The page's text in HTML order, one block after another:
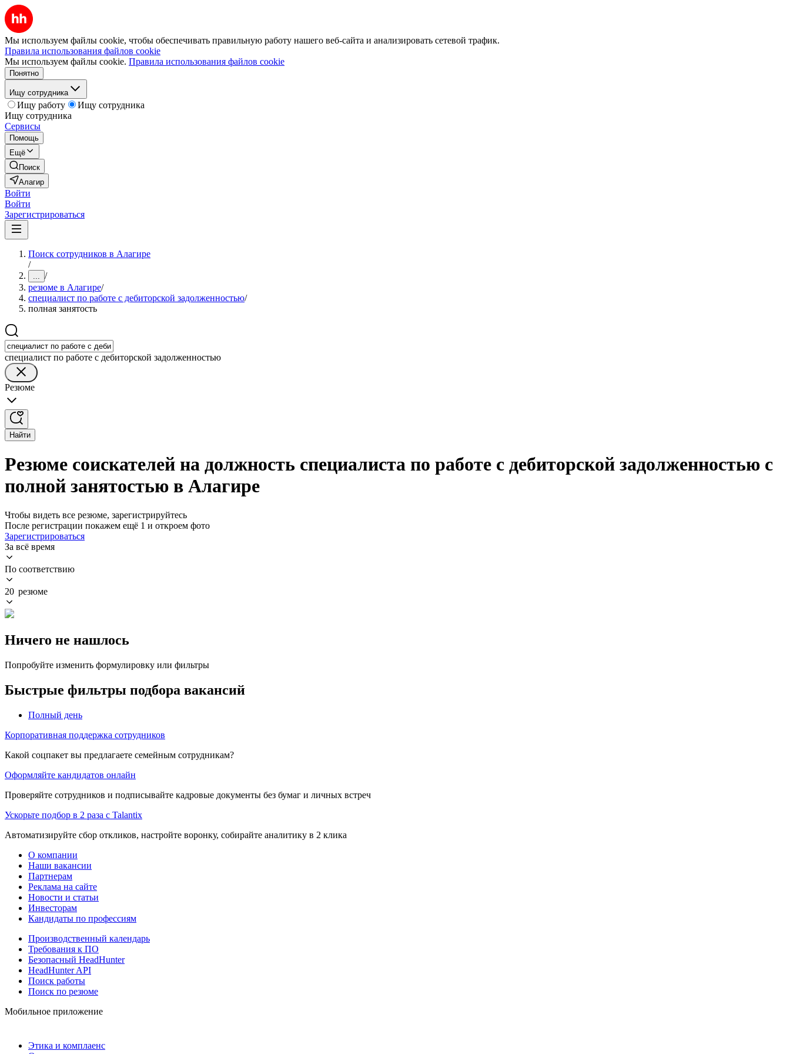
Мы используем файлы cookie, чтобы обеспечивать правильную работу нашего веб-сайта и анализировать сетевой трафик.
Правила использования файлов cookie
Мы используем файлы cookie. Правила использования файлов cookie
Понятно
Ищу сотрудника
Ищу работу
Ищу сотрудника
Ищу сотрудника
Сервисы
Помощь
Ещё
Поиск
Алагир
Войти
Войти
Зарегистрироваться
Поиск сотрудников в Алагире
/
... /
резюме в Алагире/
специалист по работе с дебиторской задолженностью/
полная занятость
специалист по работе с дебиторской задолженностью
Резюме
Найти
Резюме соискателей на должность специалиста по работе с дебиторской задолженностью с
полной занятостью в Алагире
Чтобы видеть все резюме, зарегистрируйтесь
После регистрации покажем ещё 1 и откроем фото
Зарегистрироваться
За всё время
По соответствию
20 резюме
Ничего не нашлось
Попробуйте изменить формулировку или фильтры
Быстрые фильтры подбора вакансий
Полный день
Корпоративная поддержка сотрудников
Какой соцпакет вы предлагаете семейным сотрудникам?
Оформляйте кандидатов онлайн
Проверяйте сотрудников и подписывайте кадровые документы без бумаг и личных встреч
Ускорьте подбор в 2 раза с Talantix
Автоматизируйте сбор откликов, настройте воронку, собирайте аналитику в 2 клика
О компании
Наши вакансии
Партнерам
Реклама на сайте
Новости и статьи
Инвесторам
Кандидаты по профессиям
Производственный календарь
Требования к ПО
Безопасный HeadHunter
HeadHunter API
Поиск работы
Поиск по резюме
Мобильное приложение
Этика и комплаенс